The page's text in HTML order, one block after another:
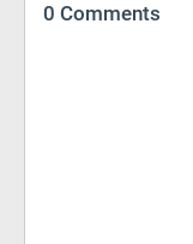
0 Comments